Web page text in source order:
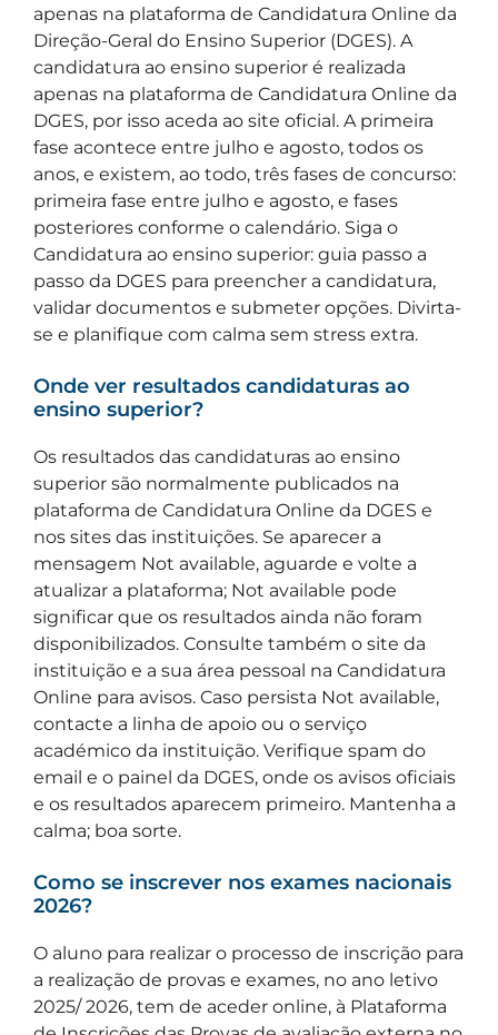
apenas na plataforma de Candidatura Online da
Direção-Geral do Ensino Superior (DGES). A
candidatura ao ensino superior é realizada
apenas na plataforma de Candidatura Online da
DGES, por isso aceda ao site oficial. A primeira
fase acontece entre julho e agosto, todos os
anos, e existem, ao todo, três fases de concurso:
primeira fase entre julho e agosto, e fases
posteriores conforme o calendário. Siga o
Candidatura ao ensino superior: guia passo a
passo da DGES para preencher a candidatura,
validar documentos e submeter opções. Divirta-
se e planifique com calma sem stress extra.
Onde ver resultados candidaturas ao
ensino superior?
Os resultados das candidaturas ao ensino
superior são normalmente publicados na
plataforma de Candidatura Online da DGES e
nos sites das instituições. Se aparecer a
mensagem Not available, aguarde e volte a
atualizar a plataforma; Not available pode
significar que os resultados ainda não foram
disponibilizados. Consulte também o site da
instituição e a sua área pessoal na Candidatura
Online para avisos. Caso persista Not available,
contacte a linha de apoio ou o serviço
académico da instituição. Verifique spam do
email e o painel da DGES, onde os avisos oficiais
e os resultados aparecem primeiro. Mantenha a
calma; boa sorte.
Como se inscrever nos exames nacionais
2026?
O aluno para realizar o processo de inscrição para
a realização de provas e exames, no ano letivo
2025/ 2026, tem de aceder online, à Plataforma